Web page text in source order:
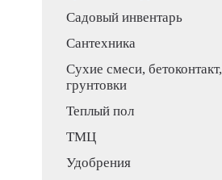
Садовый инвентарь
Сантехника
Сухие смеси, бетоконтакт,
грунтовки
Теплый пол
ТМЦ
Удобрения